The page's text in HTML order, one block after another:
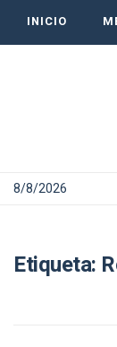
INICIO
8/8/2026
Etiqueta: